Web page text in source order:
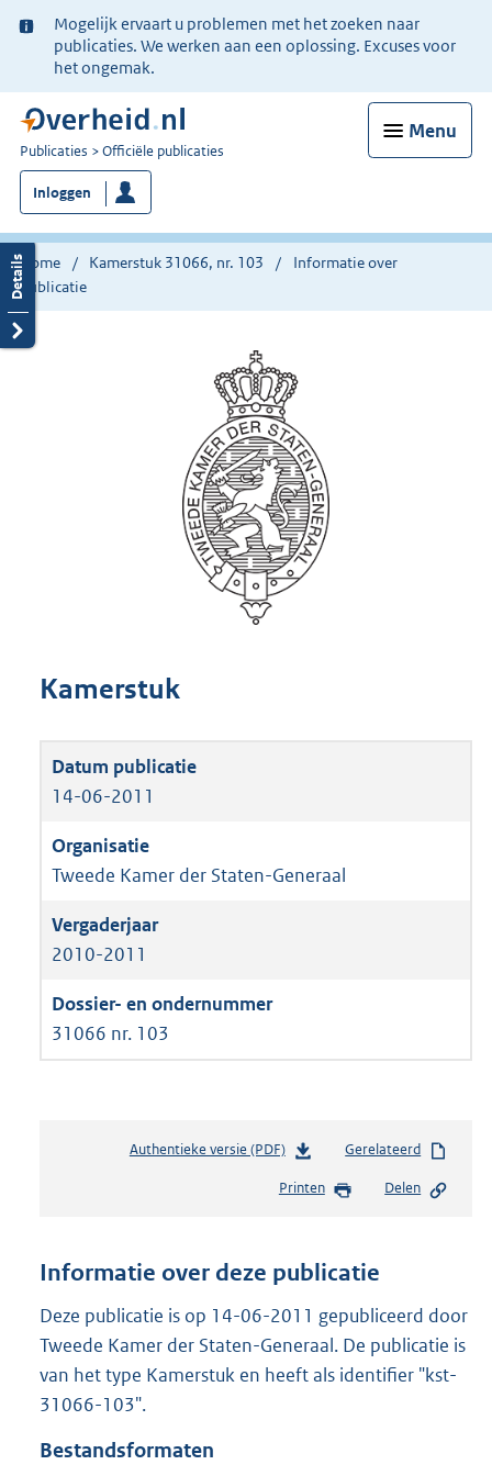
Ter
informatie:
Mogelijk ervaart u problemen met het zoeken naar
publicaties. We werken aan een oplossing. Excuses voor
het ongemak.
Menu
U
bent
nu
hier:
Publicaties Officiële publicaties
Inloggen
Home Kamerstuk 31066, nr. 103
Informatie over
publicatie
Kamerstuk
14-06-2011
Tweede Kamer der Staten-Generaal
2010-2011
31066 nr. 103
Authentieke versie (PDF)b
s
n
s
r
o
Gerelateerd
Printen Delen
Informatie over deze publicatie
Deze publicatie is op 14-06-2011 gepubliceerd door
Tweede Kamer der Staten-Generaal. De publicatie is
van het type Kamerstuk en heeft als identifier "kst-
31066-103".
Bestandsformaten